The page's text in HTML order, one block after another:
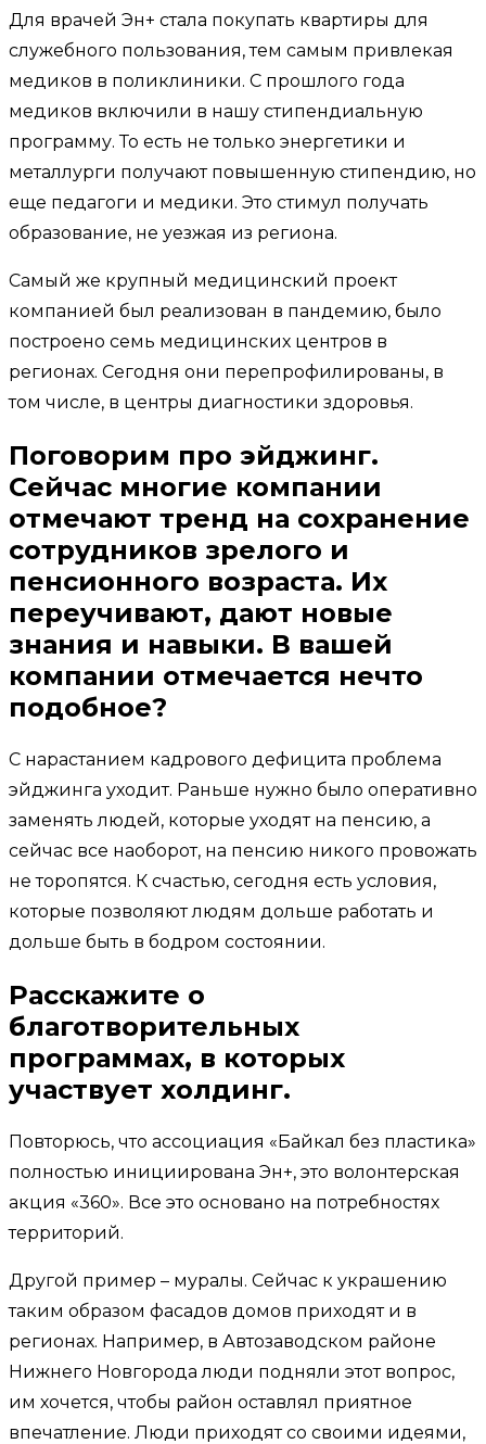
Для врачей Эн+ стала покупать квартиры для
служебного пользования, тем самым привлекая
медиков в поликлиники. С прошлого года
медиков включили в нашу стипендиальную
программу. То есть не только энергетики и
металлурги получают повышенную стипендию, но
еще педагоги и медики. Это стимул получать
образование, не уезжая из региона.
Самый же крупный медицинский проект
компанией был реализован в пандемию, было
построено семь медицинских центров в
регионах. Сегодня они перепрофилированы, в
том числе, в центры диагностики здоровья.
Поговорим про эйджинг.
Сейчас многие компании
отмечают тренд на сохранение
сотрудников зрелого и
пенсионного возраста. Их
переучивают, дают новые
знания и навыки. В вашей
компании отмечается нечто
подобное?
С нарастанием кадрового дефицита проблема
эйджинга уходит. Раньше нужно было оперативно
заменять людей, которые уходят на пенсию, а
сейчас все наоборот, на пенсию никого провожать
не торопятся. К счастью, сегодня есть условия,
которые позволяют людям дольше работать и
дольше быть в бодром состоянии.
Расскажите о
благотворительных
программах, в которых
участвует холдинг.
Повторюсь, что ассоциация «Байкал без пластика»
полностью инициирована Эн+, это волонтерская
акция «360». Все это основано на потребностях
территорий.
Другой пример – муралы. Сейчас к украшению
таким образом фасадов домов приходят и в
регионах. Например, в Автозаводском районе
Нижнего Новгорода люди подняли этот вопрос,
им хочется, чтобы район оставлял приятное
впечатление. Люди приходят со своими идеями,